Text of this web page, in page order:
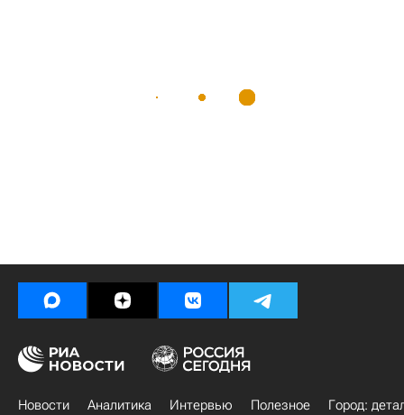
Новости Аналитика Интервью Полезное
Город: